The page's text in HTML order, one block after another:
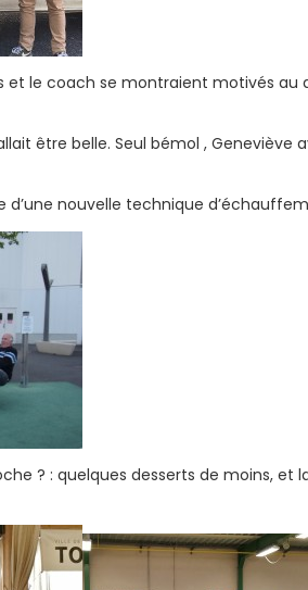
et le coach se montraient motivés au
être belle. Seul bémol , Geneviève
nouvelle technique
? : quelques desserts de moins, et